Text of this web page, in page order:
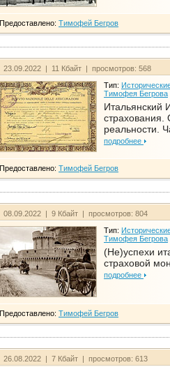
Предоставлено: Тимофей Бегров
23.09.2022 | 11 Кбайт | просмотров: 568
Тип:
Тимофея Бегрова
Итальянский
страхования.
реальности.
подробнее
Предоставлено: Тимофей Бегров
08.09.2022 | 9 Кбайт | просмотров: 804
Тип:
Тимофея Бегрова
(Не)успехи
страховой
подробнее
Предоставлено: Тимофей Бегров
26.08.2022 | 7 Кбайт | просмотров: 613